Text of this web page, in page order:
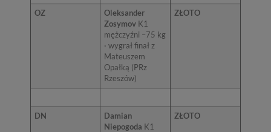
OZ
Oleksander
Zosymov K1
mężczyźni –75 kg
· wygrał finał z
Mateuszem
Opałką (PRz
Rzeszów)
ZŁOTO
DN
Damian
Niepogoda K1
ZŁOTO